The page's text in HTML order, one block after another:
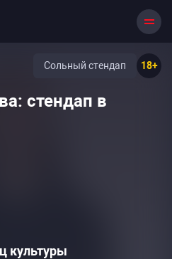
18+
Сольный стендап
стендап в
культуры